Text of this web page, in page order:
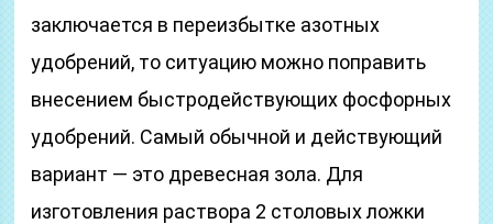
заключается в переизбытке азотных
удобрений, то ситуацию можно поправить
внесением быстродействующих фосфорных
удобрений. Самый обычной и действующий
вариант — это древесная зола. Для
изготовления раствора 2 столовых ложки